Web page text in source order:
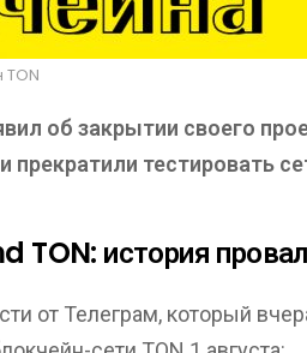
об закрытии своего
прекратили тестировать
история
от Телеграм, который